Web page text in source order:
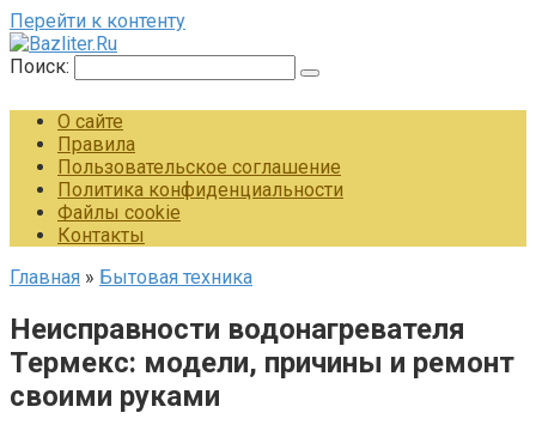
Перейти к контенту
Поиск:
О сайте
Правила
Пользовательское соглашение
Политика конфиденциальности
Файлы cookie
Контакты
Главная » Бытовая техника
Неисправности водонагревателя
Термекс: модели, причины и ремонт
своими руками